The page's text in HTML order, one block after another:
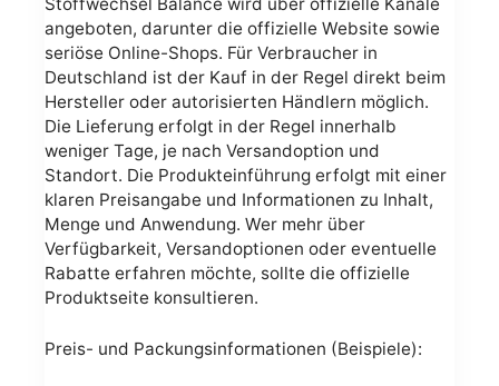
angeboten, darunter die offizielle Website sowie
seriöse Online-Shops. Für Verbraucher in
Deutschland ist der Kauf in der Regel direkt beim
Hersteller oder autorisierten Händlern möglich.
Die Lieferung erfolgt in der Regel innerhalb
weniger Tage, je nach Versandoption und
Standort. Die Produkteinführung erfolgt mit einer
klaren Preisangabe und Informationen zu Inhalt,
Menge und Anwendung. Wer mehr über
Verfügbarkeit, Versandoptionen oder eventuelle
Rabatte erfahren möchte, sollte die offizielle
Produktseite konsultieren.
Preis- und Packungsinformationen (Beispiele):